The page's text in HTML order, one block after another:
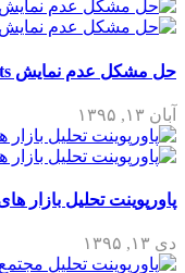
حل مشکل عدم نمایش Viewports در تری دی مکس
آبان ۱۳, ۱۳۹۵
پاورپوینت تحلیل بازار
دی ۱۳, ۱۳۹۵